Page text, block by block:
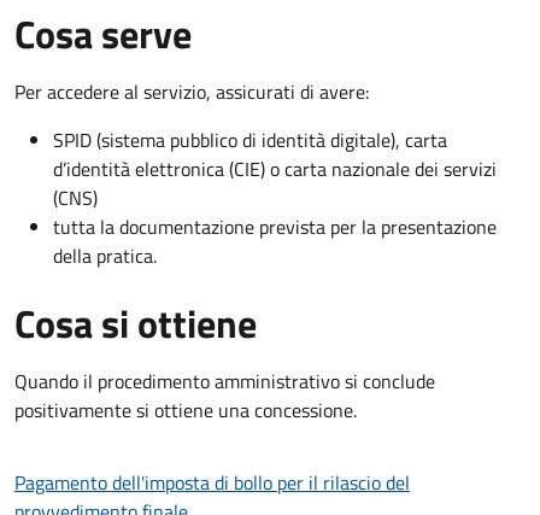
Cosa serve
Per accedere al servizio, assicurati di avere:
SPID (sistema pubblico di identità digitale), carta
d’identità elettronica (CIE) o carta nazionale dei servizi
(CNS)
tutta la documentazione prevista per la presentazione
della pratica.
Cosa si ottiene
Quando il procedimento amministrativo si conclude
positivamente si ottiene una concessione.
Pagamento dell'imposta di bollo per il rilascio del